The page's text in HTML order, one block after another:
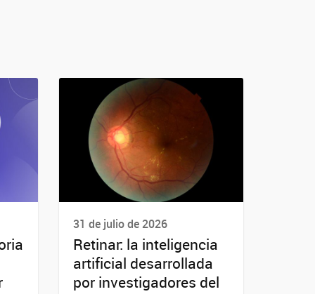
31 de julio de 2026
Retinar: la inteligencia
artificial desarrollada
por investigadores del